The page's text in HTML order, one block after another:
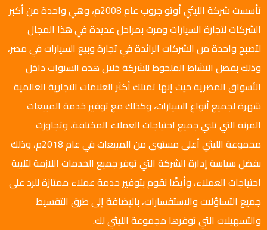
تأسست شركة الليثي أوتو جروب عام 2008م، وهي واحدة من أكبر
الشركات لتجارة السيارات ومرت بمراحل عديدة في هذا المجال
لتصبح واحدة من الشركات الرائدة في تجارة وبيع السيارات في مصر،
وذلك بفضل النشاط الملحوظ للشركة خلال هذه السنوات داخل
الأسواق المصرية حيث إنها تمتلك أكثر العلامات التجارية العالمية
شهرة لجميع أنواع السيارات، وكذلك مع توفير خدمة المبيعات
المرنة التي تلبي جميع احتياجات العملاء المختلفة، وتجاوزت
مجموعة الليثي أعلى مستوى من المبيعات في عام 2018م، وذلك
بفضل سياسة إدارة الشركة التي توفر جميع الخدمات اللازمة لتلبية
احتياجات العملاء، وأيضًا نقوم بتوفير خدمة عملاء ممتازة للرد على
جميع التساؤلات والاستفسارات، بالإضافة إلى طرق التقسيط
والتسهيلات التي توفرها مجموعة الليثي لك.